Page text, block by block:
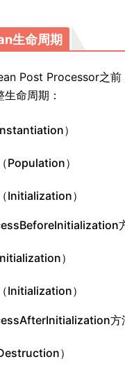
生命周期
Post Processor之前
命周期：
）
Population）
Initialization）
）
Initialization）
方
）